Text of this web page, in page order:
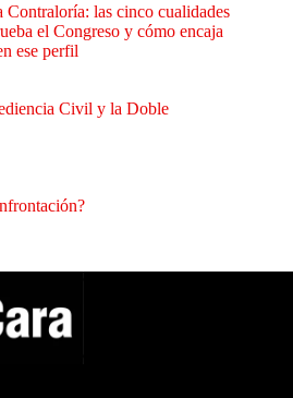
Contraloría: las cinco cualidades
el Congreso y cómo encaja
ese perfil
Civil y la Doble